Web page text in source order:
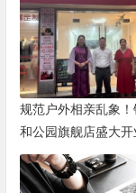
规范户外相亲乱象
和公园旗舰店盛大开